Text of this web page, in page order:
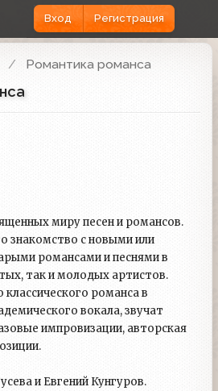
Вход Регистрация
Романтика романса
миру песен и романсов.
знакомство с новыми или
романсами и песнями в
так и молодых артистов.
романса в
вокала, звучат
импровизации, авторская
и Евгений Кунгуров.